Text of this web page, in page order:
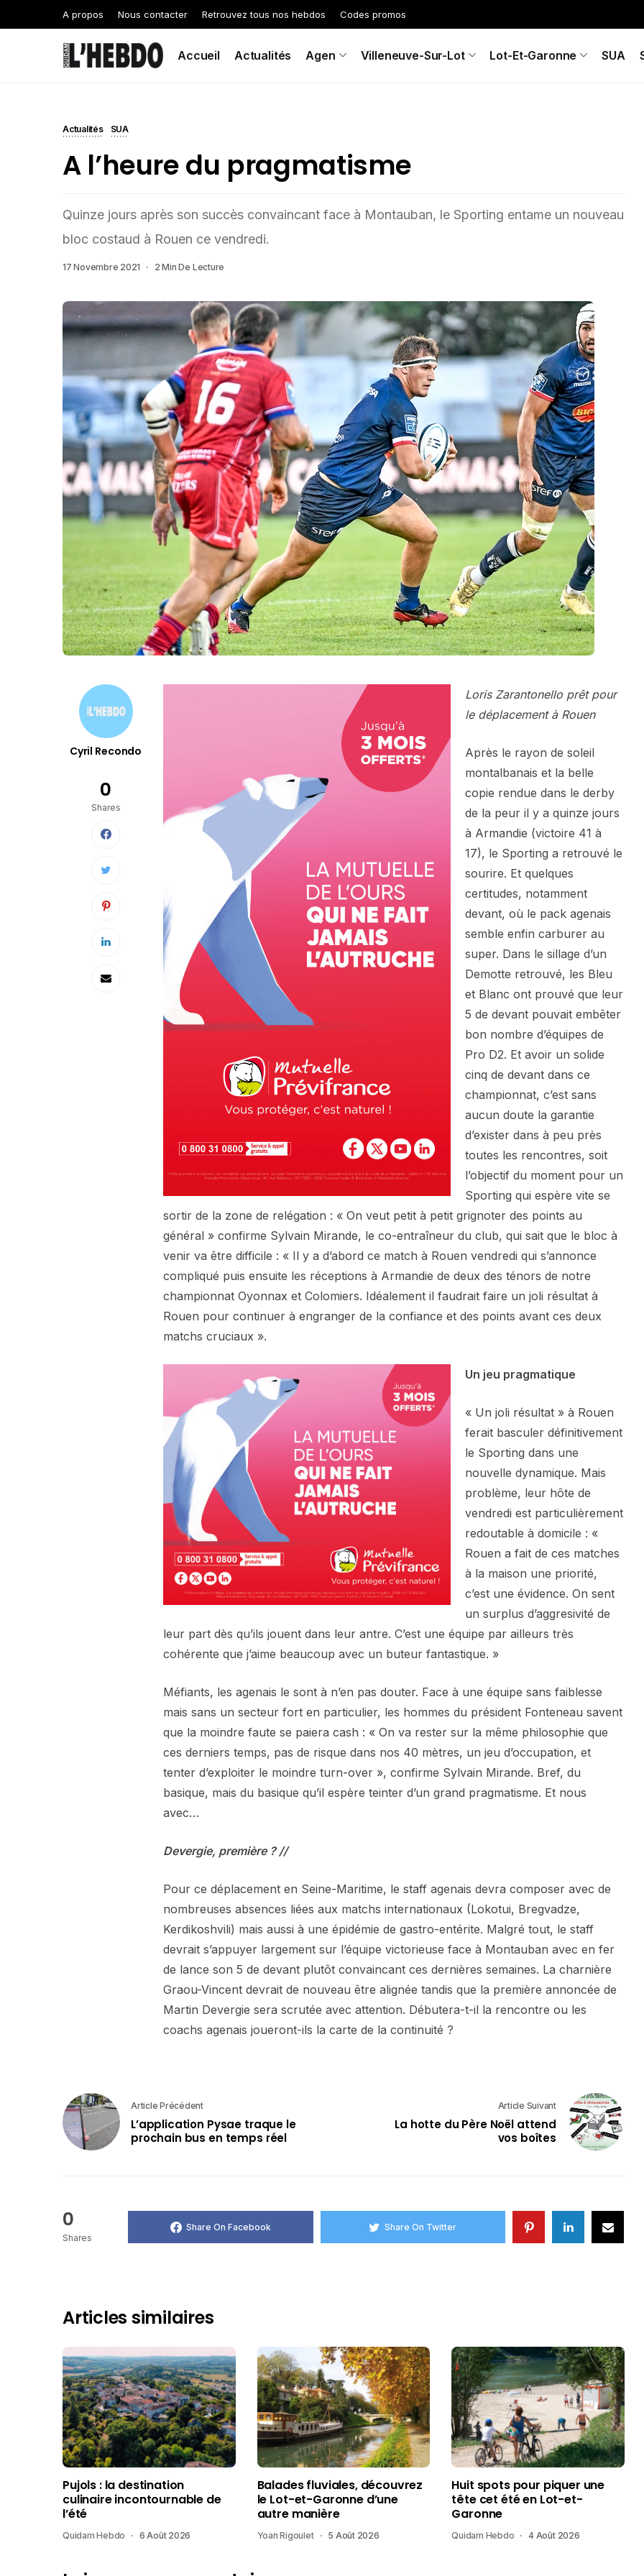
A propos Nous contacter Retrouvez tous nos hebdos Codes promos
Accueil Actualités Agen Villeneuve-Sur-Lot Lot-Et-Garonne SUA
Actualités SUA
A l’heure du pragmatisme
Quinze jours après son succès convaincant face à Montauban, le Sporting entame un nouveau
bloc costaud à Rouen ce vendredi.
17 Novembre 2021 2 Min De Lecture
Cyril Recondo
0
Shares
Loris Zarantonello prêt pour
le déplacement à Rouen
Après le rayon de soleil
montalbanais et la belle
copie rendue dans le derby
de la peur il y a quinze jours
à Armandie (victoire 41 à
17), le Sporting a retrouvé le
sourire. Et quelques
certitudes, notamment
devant, où le pack agenais
semble enfin carburer au
super. Dans le sillage d’un
Demotte retrouvé, les Bleu
et Blanc ont prouvé que leur
5 de devant pouvait embêter
bon nombre d’équipes de
Pro D2. Et avoir un solide
cinq de devant dans ce
championnat, c’est sans
aucun doute la garantie
d’exister dans à peu près
toutes les rencontres, soit
l’objectif du moment pour un
Sporting qui espère vite se
sortir de la zone de relégation : « On veut petit à petit grignoter des points au
général » confirme Sylvain Mirande, le co-entraîneur du club, qui sait que le bloc à
venir va être difficile : « Il y a d’abord ce match à Rouen vendredi qui s’annonce
compliqué puis ensuite les réceptions à Armandie de deux des ténors de notre
championnat Oyonnax et Colomiers. Idéalement il faudrait faire un joli résultat à
Rouen pour continuer à engranger de la confiance et des points avant ces deux
matchs cruciaux ».
Un jeu pragmatique
« Un joli résultat » à Rouen
ferait basculer définitivement
le Sporting dans une
nouvelle dynamique. Mais
problème, leur hôte de
vendredi est particulièrement
redoutable à domicile : «
Rouen a fait de ces matches
à la maison une priorité,
c’est une évidence. On sent
un surplus d’aggresivité de
leur part dès qu’ils jouent dans leur antre. C’est une équipe par ailleurs très
cohérente que j’aime beaucoup avec un buteur fantastique. »
Méfiants, les agenais le sont à n’en pas douter. Face à une équipe sans faiblesse
mais sans un secteur fort en particulier, les hommes du président Fonteneau savent
que la moindre faute se paiera cash : « On va rester sur la même philosophie que
ces derniers temps, pas de risque dans nos 40 mètres, un jeu d’occupation, et
tenter d’exploiter le moindre turn-over », confirme Sylvain Mirande. Bref, du
basique, mais du basique qu’il espère teinter d’un grand pragmatisme. Et nous
avec…
Devergie, première ? //
Pour ce déplacement en Seine-Maritime, le staff agenais devra composer avec de
nombreuses absences liées aux matchs internationaux (Lokotui, Bregvadze,
Kerdikoshvili) mais aussi à une épidémie de gastro-entérite. Malgré tout, le staff
devrait s’appuyer largement sur l’équipe victorieuse face à Montauban avec en fer
de lance son 5 de devant plutôt convaincant ces dernières semaines. La charnière
Graou-Vincent devrait de nouveau être alignée tandis que la première annoncée de
Martin Devergie sera scrutée avec attention. Débutera-t-il la rencontre ou les
coachs agenais joueront-ils la carte de la continuité ?
Article Précédent
L’application Pysae traque le
prochain bus en temps réel
Article Suivant
La hotte du Père Noël attend
vos boîtes
0
Shares
Share On Facebook Share On Twitter
Articles similaires
Pujols : la destination
culinaire incontournable de
l’été
Quidam Hebdo 6 Août 2026
Balades fluviales, découvrez
le Lot-et-Garonne d’une
autre manière
Yoan Rigoulet 5 Août 2026
Huit spots pour piquer une
tête cet été en Lot-et-
Garonne
Quidam Hebdo 4 Août 2026